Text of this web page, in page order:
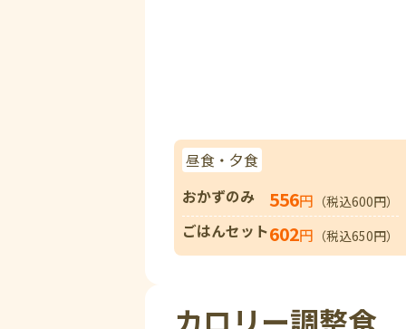
昼食・夕食
おかずのみ
556円 （税込600円）
ごはんセット602円 （税込650円）
カロリー調整食